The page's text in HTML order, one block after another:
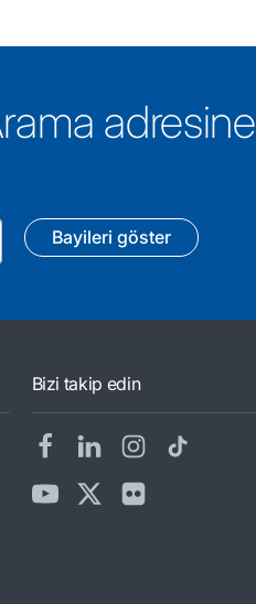
adresine
Bayileri göster
Bizi takip edin